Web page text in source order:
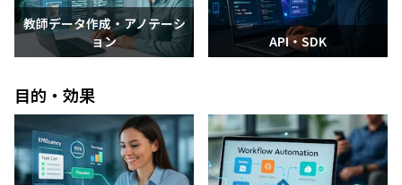
教師データ作成・アノテーシ
ョン
API・SDK
目的・効果